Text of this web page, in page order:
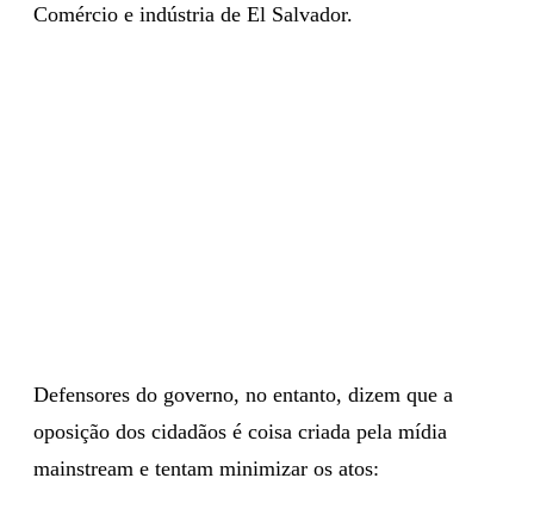
Comércio e indústria de El Salvador.
Defensores do governo, no entanto, dizem que a
oposição dos cidadãos é coisa criada pela mídia
mainstream e tentam minimizar os atos: